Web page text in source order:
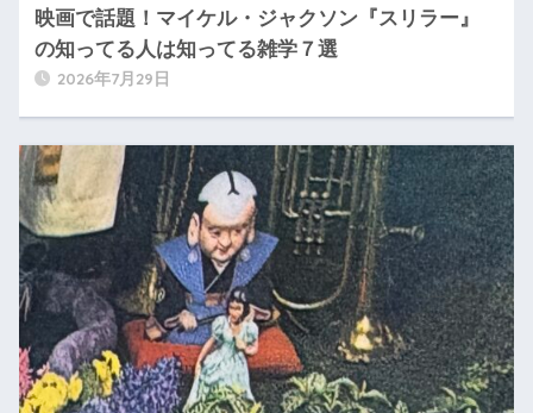
映画で話題！マイケル・ジャクソン『スリラー』
の知ってる人は知ってる雑学７選
2026年7月29日